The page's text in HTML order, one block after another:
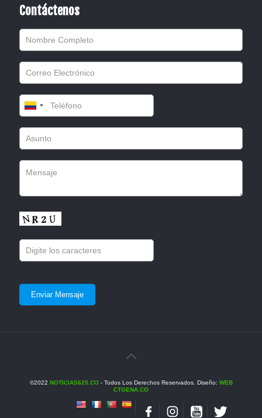
Contáctenos
©2022 NOTICIAS625.CO- Todos Los Derechos Reservados. Diseño: WEB
CTGENA.CO